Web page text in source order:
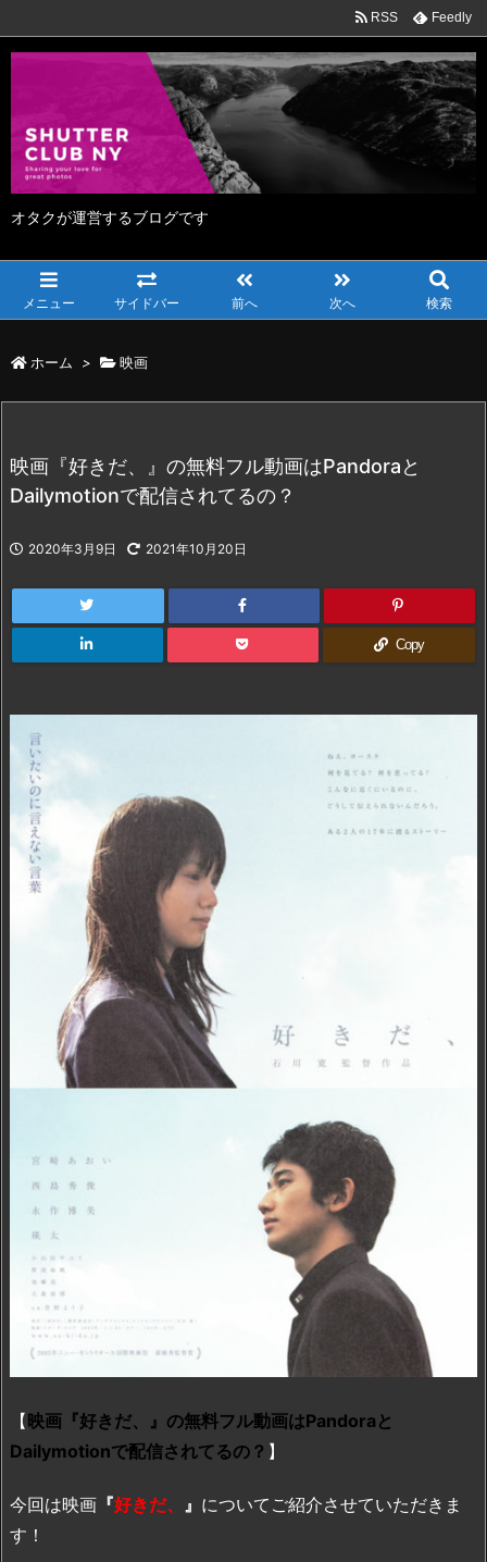
オタクが運営するブログです
メニュー サイドバー 前へ 次へ 検索
RSS Feedly
ホーム > 映画
映画『好きだ、』の無料フル動画はPandoraと
Dailymotionで配信されてるの？
2020年3月9日 2021年10月20日
Copy
【映画『好きだ、』の無料フル動画はPandoraと
Dailymotionで配信されてるの？ 】
今回は映画 『好きだ、 』 についてご紹介させていただきま
す！